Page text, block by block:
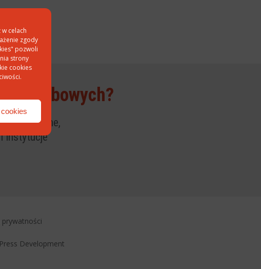
celach
zgody
pozwoli
strony
cookies
osobowych?
on-line,
instytucje
prywatności
Development